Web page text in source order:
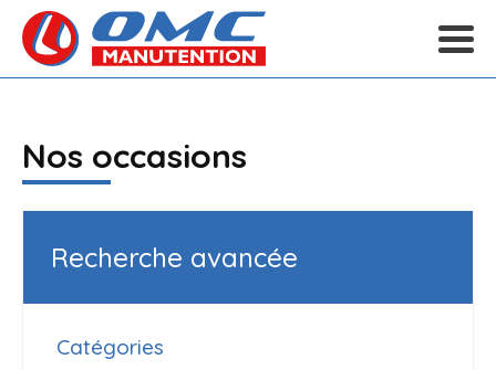
Nos occasions
Recherche avancée
Catégories